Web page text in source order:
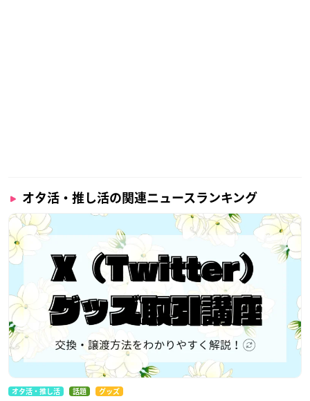
オタ活・推し活の関連ニュースランキング
オタ活・推し活 話題 グッズ